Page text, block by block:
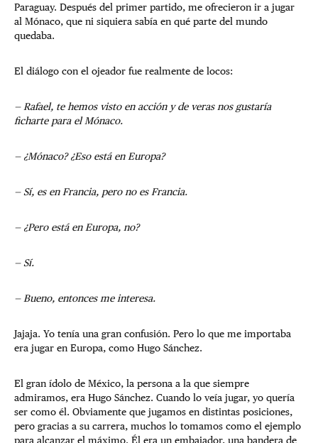
Paraguay. Después del primer partido, me ofrecieron ir a jugar
al Mónaco, que ni siquiera sabía en qué parte del mundo
quedaba.
El diálogo con el ojeador fue realmente de locos:
— Rafael, te hemos visto en acción y de veras nos gustaría
ficharte para el Mónaco.
— ¿Mónaco? ¿Eso está en Europa?
— Sí, es en Francia, pero no es Francia.
— ¿Pero está en Europa, no?
— Sí.
— Bueno, entonces me interesa.
Jajaja. Yo tenía una gran confusión. Pero lo que me importaba
era jugar en Europa, como Hugo Sánchez.
El gran ídolo de México, la persona a la que siempre
admiramos, era Hugo Sánchez. Cuando lo veía jugar, yo quería
ser como él. Obviamente que jugamos en distintas posiciones,
pero gracias a su carrera, muchos lo tomamos como el ejemplo
para alcanzar el máximo. Él era un embajador, una bandera de